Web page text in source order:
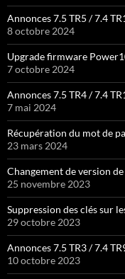
Annonces 7.5 TR5 / 7.4
8 octobre 2024
Upgrade firmware
7 octobre 2024
Annonces 7.5 TR4 / 7.4
7 mai 2024
Récupération du mot de
23 mars 2024
Changement de version
25 novembre 2023
Suppression des clés sur
29 octobre 2023
Annonces 7.5 TR3 / 7.4
10 octobre 2023